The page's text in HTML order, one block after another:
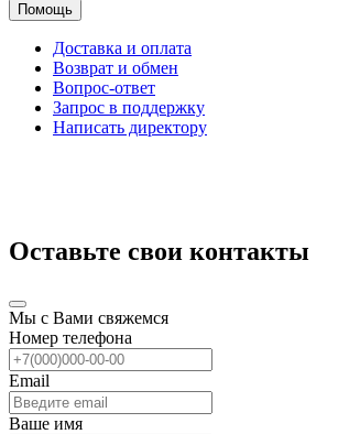
Помощь
Доставка и оплата
Возврат и обмен
Вопрос-ответ
Запрос в поддержку
Написать директору
Оставьте свои контакты
Мы с Вами свяжемся
Номер телефона
Email
Ваше имя